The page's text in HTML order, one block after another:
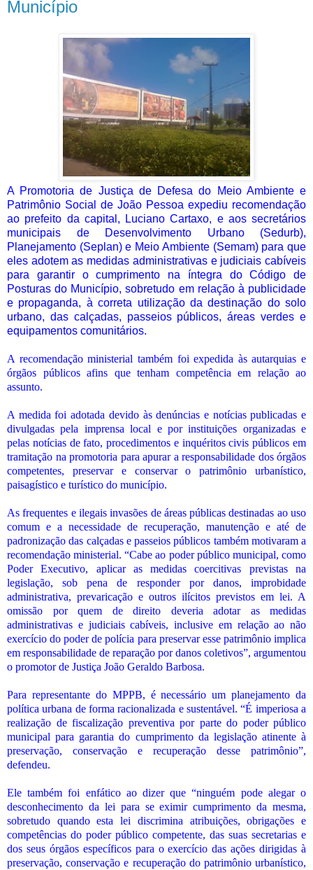
Município
A Promotoria de Justiça de Defesa do Meio Ambiente e
Patrimônio Social de João Pessoa expediu recomendação
ao prefeito da capital, Luciano Cartaxo, e aos secretários
municipais de Desenvolvimento Urbano (Sedurb),
Planejamento (Seplan) e Meio Ambiente (Semam) para que
eles adotem as medidas administrativas e judiciais cabíveis
para garantir o cumprimento na íntegra do Código de
Posturas do Município, sobretudo em relação à publicidade
e propaganda, à correta utilização da destinação do solo
urbano, das calçadas, passeios públicos, áreas verdes e
equipamentos comunitários.
A recomendação ministerial também foi expedida às autarquias e
órgãos públicos afins que tenham competência em relação ao
assunto.
A medida foi adotada devido às denúncias e notícias publicadas e
divulgadas pela imprensa local e por instituições organizadas e
pelas notícias de fato, procedimentos e inquéritos civis públicos em
tramitação na promotoria para apurar a responsabilidade dos órgãos
competentes, preservar e conservar o patrimônio urbanístico,
paisagístico e turístico do município.
As frequentes e ilegais invasões de áreas públicas destinadas ao uso
comum e a necessidade de recuperação, manutenção e até de
padronização das calçadas e passeios públicos também motivaram a
recomendação ministerial. “Cabe ao poder público municipal, como
Poder Executivo, aplicar as medidas coercitivas previstas na
legislação, sob pena de responder por danos, improbidade
administrativa, prevaricação e outros ilícitos previstos em lei. A
omissão por quem de direito deveria adotar as medidas
administrativas e judiciais cabíveis, inclusive em relação ao não
exercício do poder de polícia para preservar esse patrimônio implica
em responsabilidade de reparação por danos coletivos”, argumentou
o promotor de Justiça João Geraldo Barbosa.
Para representante do MPPB, é necessário um planejamento da
política urbana de forma racionalizada e sustentável. “É imperiosa a
realização de fiscalização preventiva por parte do poder público
municipal para garantia do cumprimento da legislação atinente à
preservação, conservação e recuperação desse patrimônio”,
defendeu.
Ele também foi enfático ao dizer que “ninguém pode alegar o
desconhecimento da lei para se eximir cumprimento da mesma,
sobretudo quando esta lei discrimina atribuições, obrigações e
competências do poder público competente, das suas secretarias e
dos seus órgãos específicos para o exercício das ações dirigidas à
preservação, conservação e recuperação do patrimônio urbanístico,